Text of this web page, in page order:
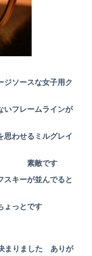
ジソースな女子用ク
いフレームラインが
思わせるミルグレイ
ト 素敵です
キーが並んでると
ょっとです
まりました ありが